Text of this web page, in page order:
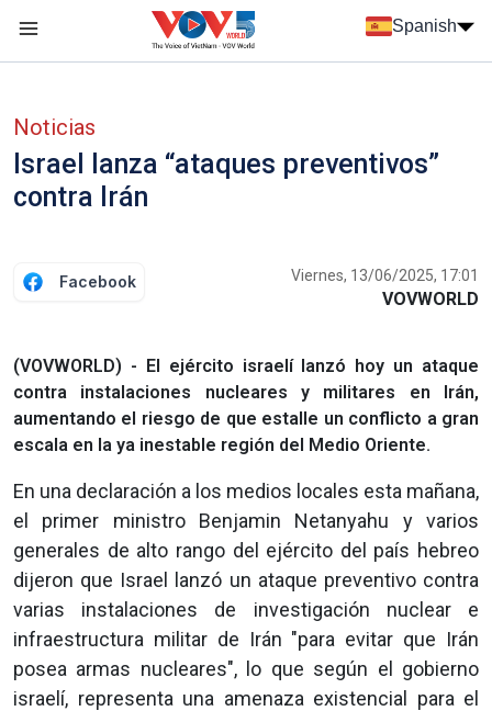
Spanish
Noticias
Israel lanza “ataques preventivos”
contra Irán
Facebook Viernes, 13/06/2025, 17:01
VOVWORLD
(VOVWORLD) - El ejército israelí lanzó hoy un ataque
contra instalaciones nucleares y militares en Irán,
aumentando el riesgo de que estalle un conflicto a gran
escala en la ya inestable región del Medio Oriente.
En una declaración a los medios locales esta mañana,
el primer ministro Benjamin Netanyahu y varios
generales de alto rango del ejército del país hebreo
dijeron que Israel lanzó un ataque preventivo contra
varias instalaciones de investigación nuclear e
infraestructura militar de Irán "para evitar que Irán
posea armas nucleares", lo que según el gobierno
israelí, representa una amenaza existencial para el